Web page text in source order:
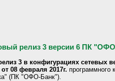
релиз 3 версии 6 ПК
3 в конфигурациях сетевых
08 февраля 2017г. программного
(ПК "ОФО-Банк").